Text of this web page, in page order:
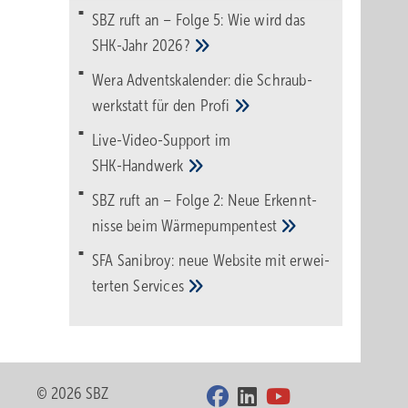
SBZ ruft an – Folge 5: Wie wird das
SHK-Jahr 2026?
Wera Adventskalender: die Schraub­
werk­statt für den Pro­fi
Live-Video-Support im
SHK-Handwerk
SBZ ruft an – Folge 2: Neue Erkennt­
nisse beimWärme­pumpen­test
SFA Sanibroy: neue Web­site mit erwei­
tertenServices
© 2026 SBZ